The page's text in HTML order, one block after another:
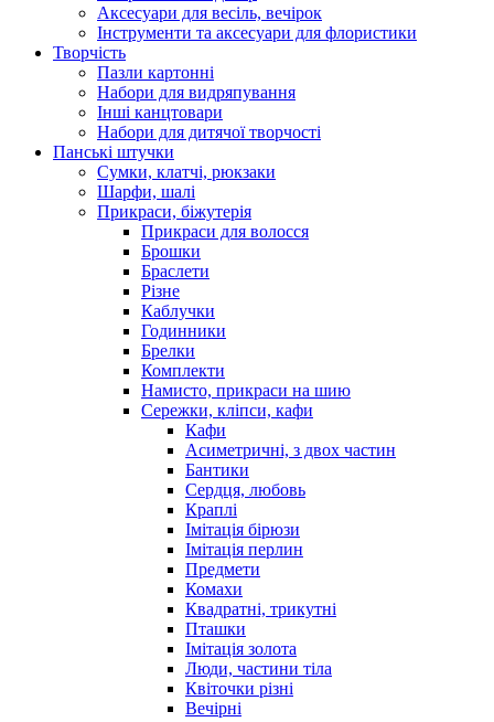
Аксесуари для весіль, вечірок
Інструменти та аксесуари для флористики
Творчість
Пазли картонні
Набори для видряпування
Інші канцтовари
Набори для дитячої творчості
Панські штучки
Сумки, клатчі, рюкзаки
Шарфи, шалі
Прикраси, біжутерія
Прикраси для волосся
Брошки
Браслети
Різне
Каблучки
Годинники
Брелки
Комплекти
Намисто, прикраси на шию
Сережки, кліпси, кафи
Кафи
Асиметричні, з двох частин
Бантики
Сердця, любовь
Краплі
Імітація бірюзи
Імітація перлин
Предмети
Комахи
Квадратні, трикутні
Пташки
Імітація золота
Люди, частини тіла
Квіточки різні
Вечірні